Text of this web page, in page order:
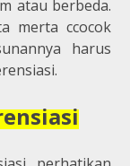
atau berbeda.
merta ccocok
harus